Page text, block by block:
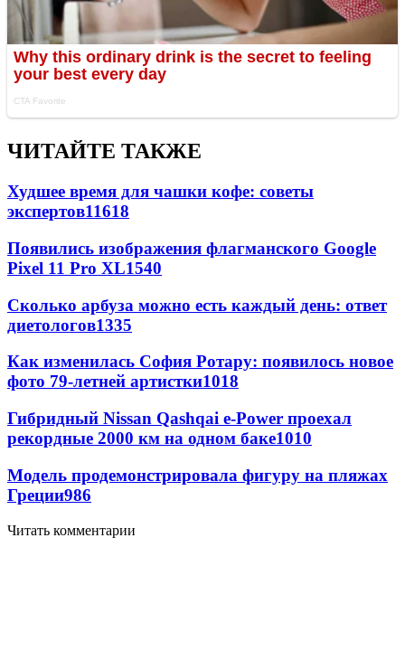
ЧИТАЙТЕ ТАКЖЕ
Худшее время для чашки кофе: советы
экспертов11618
Появились изображения флагманского Google
Pixel 11 Pro XL1540
Сколько арбуза можно есть каждый день: ответ
диетологов1335
Как изменилась София Ротару: появилось новое
фото 79-летней артистки1018
Гибридный Nissan Qashqai e-Power проехал
рекордные 2000 км на одном баке1010
Модель продемонстрировала фигуру на пляжах
Греции986
Читать комментарии